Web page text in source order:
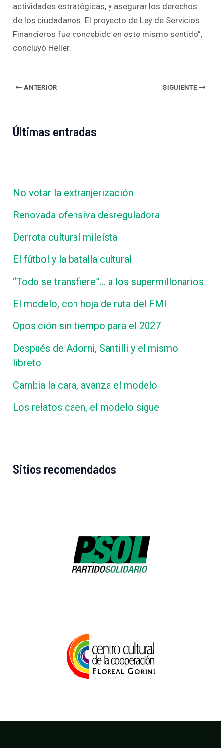
actividades estratégicas, y asegurar los derechos
de los ciudadanos. El proyecto de Ley de Servicios
Financieros fue concebido en este mismo sentido”,
concluyó Heller.
ANTERIOR SIGUIENTE
Últimas entradas
No votar la extranjerización
Renovada ofensiva desreguladora
Derrota cultural mileísta
El fútbol y la batalla cultural
“Todo se transfiere”… a los supermillonarios
El modelo, con hoja de ruta del FMI
Oposición sin tiempo para el 2027
Después de Adorni, Santilli y el mismo
libreto
Cambia la cara, avanza el modelo
Los relatos caen, el modelo sigue
Sitios recomendados